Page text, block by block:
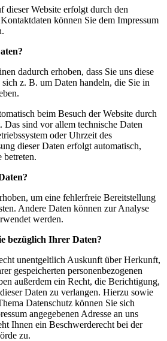
dieser Website erfolgt durch den
können Sie dem Impressum
dadurch erhoben, dass Sie uns diese
z. B. um Daten handeln, die Sie in
beim Besuch der Website durch
Das sind vor allem technische Daten
oder Uhrzeit des
dieser Daten erfolgt automatisch,
betreten.
um eine fehlerfreie Bereitstellung
Andere Daten können zur Analyse
werden.
bezüglich Ihrer Daten?
unentgeltlich Auskunft über Herkunft,
gespeicherten personenbezogenen
außerdem ein Recht, die Berichtigung,
Daten zu verlangen. Hierzu sowie
Datenschutz können Sie sich
angegebenen Adresse an uns
Ihnen ein Beschwerderecht bei der
zu.